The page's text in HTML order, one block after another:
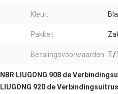
Kleur:
Pakket:
Betalingsvoorwaarden: T/
LIUGONG 908 de
920 de